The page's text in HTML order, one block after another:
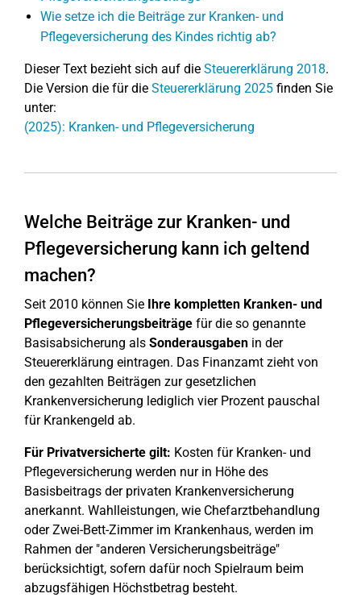
Wie setze ich die Beiträge zur Kranken- und
Pflegeversicherung des Kindes richtig ab?
Dieser Text bezieht sich auf die Steuererklärung 2018.
Die Version die für die Steuererklärung 2025 finden Sie
unter:
(2025): Kranken- und Pflegeversicherung
Welche Beiträge zur Kranken- und
Pflegeversicherung kann ich geltend
machen?
Seit 2010 können Sie Ihre kompletten Kranken- und
Pflegeversicherungsbeiträge für die so genannte
Basisabsicherung als Sonderausgaben in der
Steuererklärung eintragen. Das Finanzamt zieht von
den gezahlten Beiträgen zur gesetzlichen
Krankenversicherung lediglich vier Prozent pauschal
für Krankengeld ab.
Für Privatversicherte gilt: Kosten für Kranken- und
Pflegeversicherung werden nur in Höhe des
Basisbeitrags der privaten Krankenversicherung
anerkannt. Wahlleistungen, wie Chefarztbehandlung
oder Zwei-Bett-Zimmer im Krankenhaus, werden im
Rahmen der "anderen Versicherungsbeiträge"
berücksichtigt, sofern dafür noch Spielraum beim
abzugsfähigen Höchstbetrag besteht.